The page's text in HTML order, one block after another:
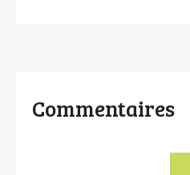
Commentaires